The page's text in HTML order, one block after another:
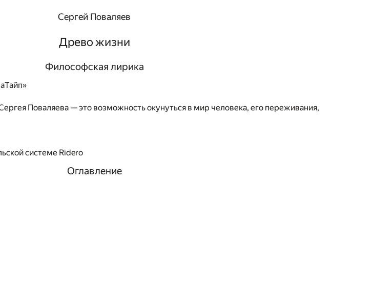
Сергей Поваляев
Древо жизни
Философская лирика
Поваляева — это возможность окунуться в мир человека, его переживания,
системе Ridero
Оглавление